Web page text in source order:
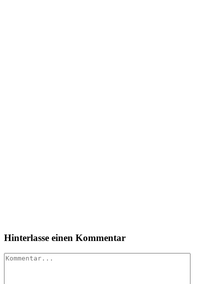
Hinterlasse einen Kommentar
Kommentar